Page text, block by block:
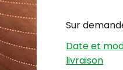
Sur
Date et
livraison